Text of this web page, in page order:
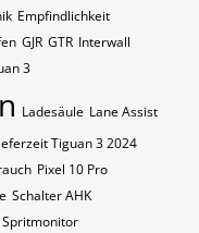
Empfindlichkeit
GJR GTR Interwall
3
Ladesäule Lane Assist
Tiguan 3 2024
Pixel 10 Pro
Schalter AHK
Spritmonitor